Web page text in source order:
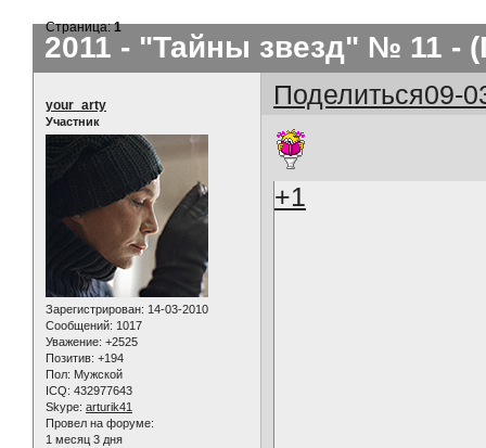
2011 - "Тайны звезд" № 11 -
Страница:1
Поделиться09-
your_arty
Участник
Зарегистрирован: 14-03-2010
Сообщений: 1017
Уважение: +2525
Позитив: +194
Пол: Мужской
ICQ: 432977643
Skype: arturik41
Провел на форуме:
1 месяц 3 дня
+1